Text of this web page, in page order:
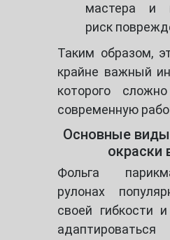
мастера и
риск
Таким образом,
крайне важный
которого
современную
Основные
окраски
Фольга
рулонах
своей гибкости